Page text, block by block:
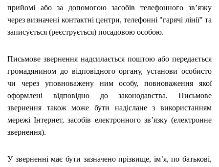
прийомі або за допомогою засобів телефонного зв’язку
через визначені контактні центри, телефонні "гарячі лінії" та
записується (реєструється) посадовою особою.
Письмове звернення надсилається поштою або передається
громадянином до відповідного органу, установи особисто
чи через уповноважену ним особу, повноваження якої
оформлені відповідно до законодавства. Письмове
звернення також може бути надіслане з використанням
мережі Інтернет, засобів електронного зв’язку (електронне
звернення).
У зверненні має бути зазначено прізвище, ім’я, по батькові,